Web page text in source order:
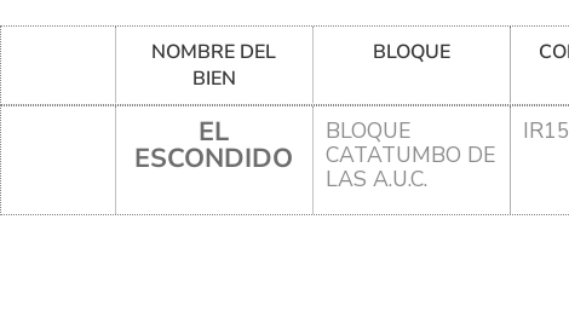
NOMBRE DEL
BIEN
BLOQUE
EL
ESCONDIDO
BLOQUE
CATATUMBO DE
LAS A.U.C.